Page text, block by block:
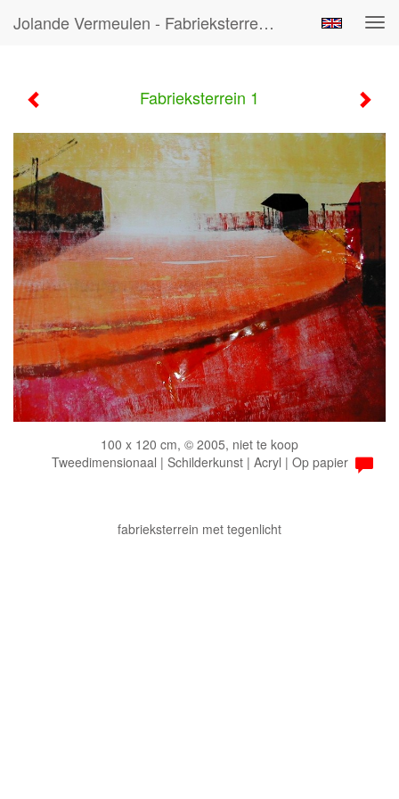
Jolande Vermeulen - Fabrieksterrein 1
Fabrieksterrein 1
100 x 120 cm, © 2005, niet te koop
Tweedimensionaal | Schilderkunst | Acryl | Op papier
fabrieksterrein met tegenlicht